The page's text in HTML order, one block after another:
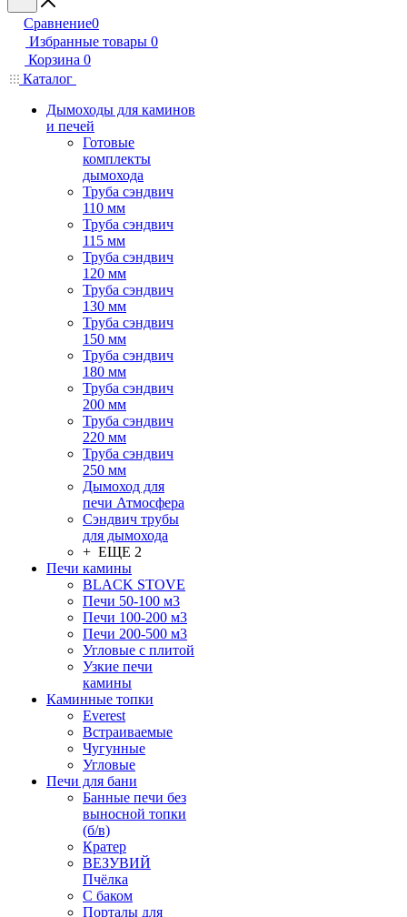
Сравнение0
Избранные товары 0
Корзина 0
Каталог
Дымоходы для каминов
и печей
Готовые
комплекты
дымохода
Труба сэндвич
110 мм
Труба сэндвич
115 мм
Труба сэндвич
120 мм
Труба сэндвич
130 мм
Труба сэндвич
150 мм
Труба сэндвич
180 мм
Труба сэндвич
200 мм
Труба сэндвич
220 мм
Труба сэндвич
250 мм
Дымоход для
печи Атмосфера
Сэндвич трубы
для дымохода
+ ЕЩЕ 2
Печи камины
BLACK STOVE
Печи 50-100 м3
Печи 100-200 м3
Печи 200-500 м3
Угловые с плитой
Узкие печи
камины
Каминные топки
Everest
Встраиваемые
Чугунные
Угловые
Печи для бани
Банные печи без
выносной топки
(б/в)
Кратер
ВЕЗУВИЙ
Пчёлка
С баком
Порталы для